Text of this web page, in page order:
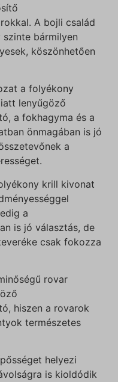
A bojli család
bármilyen
köszönhetően
a folyékony
lenyűgöző
a fokhagyma és a
önmagában is jó
a
krill kivonat
a
is jó választás, de
csak fokozza
rovar
hiszen a rovarok
természetes
helyezi
is kioldódik